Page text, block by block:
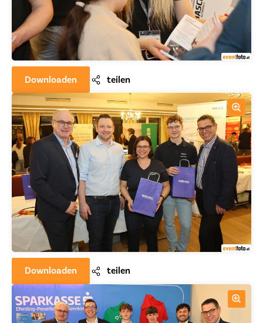
Downloaden teilen
Downloaden teilen